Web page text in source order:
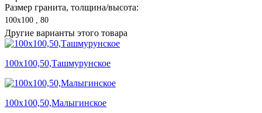
Размер гранита, толщина/высота:
100х100 , 80
Другие варианты этого товара
100х100,50,Ташмурунское
100х100,50,Малыгинское